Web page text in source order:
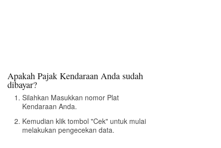
Apakah Pajak Kendaraan Anda sudah
dibayar?
Silahkan Masukkan nomor Plat
Kendaraan Anda.
Kemudian klik tombol "Cek" untuk mulai
melakukan pengecekan data.